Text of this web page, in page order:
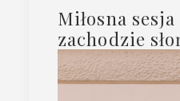
Miłosna
zachodzie